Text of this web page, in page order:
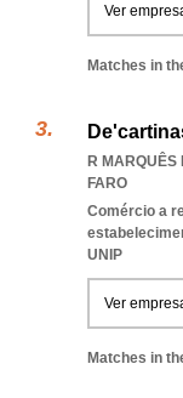
Ver
Matches in
R
FARO
Comércio a
UNIP
Ver
Matches in